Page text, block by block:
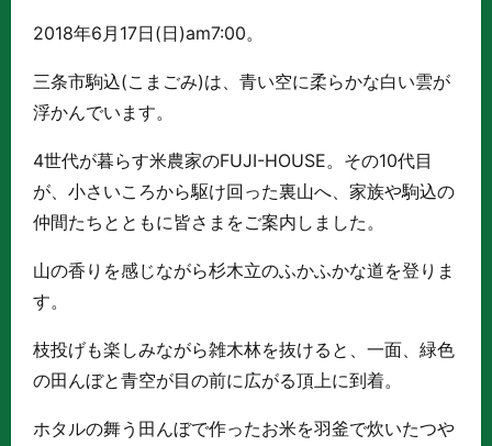
2018年6月17日(日)am7:00。
三条市駒込(こまごみ)は、青い空に柔らかな白い雲が
浮かんでいます。
4世代が暮らす米農家のFUJI-HOUSE。その10代目
が、小さいころから駆け回った裏山へ、家族や駒込の
仲間たちとともに皆さまをご案内しました。
山の香りを感じながら杉木立のふかふかな道を登りま
す。
枝投げも楽しみながら雑木林を抜けると、一面、緑色
の田んぼと青空が目の前に広がる頂上に到着。
ホタルの舞う田んぼで作ったお米を羽釜で炊いたつや